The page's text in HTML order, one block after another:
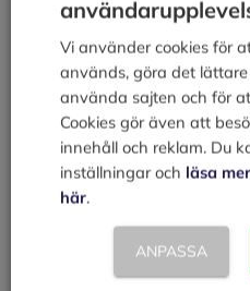
kontroversiellt, då det
euroländer.
Läs mer om:
Arbetsmarknad
Arbetsmarknadsåtgärd
Inflation
Offentliga marknaden
Högkonjunktur
Vi använder cookies för
används, göra det
använda sajten och för
Cookies gör även att
innehåll och reklam. Du
inställningar och läsa
här.
ANPASSA